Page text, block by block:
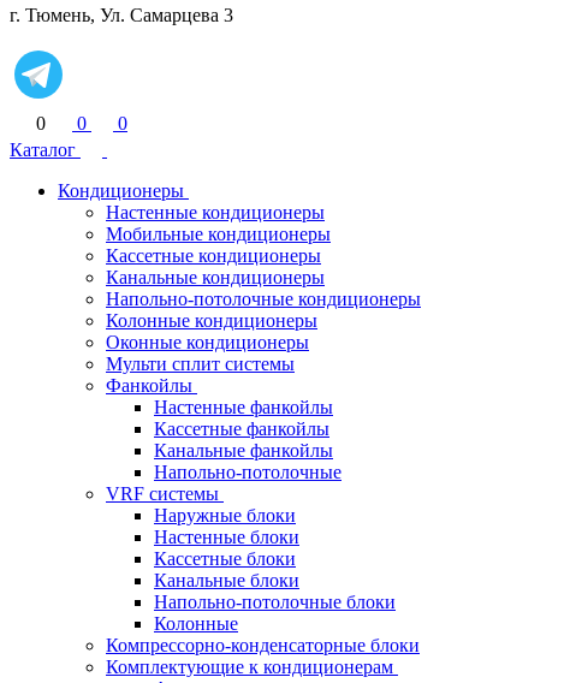
г. Тюмень, Ул. Самарцева 3
0 0
0
Каталог
Кондиционеры
Настенные кондиционеры
Мобильные кондиционеры
Кассетные кондиционеры
Канальные кондиционеры
Напольно-потолочные кондиционеры
Колонные кондиционеры
Оконные кондиционеры
Мульти сплит системы
Фанкойлы
Настенные фанкойлы
Кассетные фанкойлы
Канальные фанкойлы
Напольно-потолочные
VRF системы
Наружные блоки
Настенные блоки
Кассетные блоки
Канальные блоки
Напольно-потолочные блоки
Колонные
Компрессорно-конденсаторные блоки
Комплектующие к кондиционерам